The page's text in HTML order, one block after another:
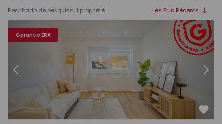
Resultado de pesquisa: 1 propriété Les Plus Récents
Garantie ERA
Appartement T1 Lisboa, Lisboa - 1563945 - 6
Précédent